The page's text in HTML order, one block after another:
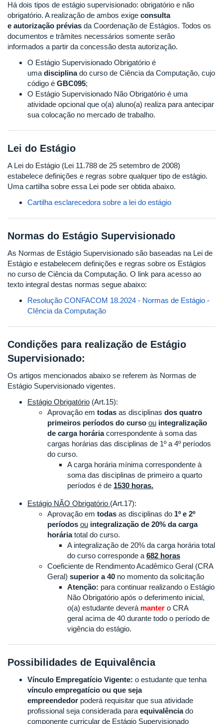
Há dois tipos de estágio supervisionado: obrigatório e não
obrigatório. A realização de ambos exige consulta
e autorização prévias da Coordenação de Estágios. Todos os
documentos e trâmites necessários somente serão
informados a partir da concessão desta autorização.
O Estágio Supervisionado Obrigatório é
uma disciplinado curso de Ciência da Computação, cujo
código é GBC095;
O Estágio Supervisionado Não Obrigatório é uma
atividade opcional que o(a) aluno(a) realiza para antecipar
sua colocação no mercado de trabalho.
Lei do Estágio
A Lei do Estágio (Lei 11.788 de 25 setembro de 2008)
estabelece definições e regras sobre qualquer tipo de estágio.
Uma cartilha sobre essa Lei pode ser obtida abaixo.
Cartilha esclarecedora sobre a lei do estágio
Normas do Estágio Supervisionado
As Normas de Estágio Supervisionado são baseadas na Lei de
Estágio e estabelecem definições e regras sobre os Estágios
no curso de Ciência da Computação. O link para acesso ao
texto integral destas normas segue abaixo:
Resolução CONFACOM 18.2024 - Normas de Estágio -
CIência da Computação
Condições para realização de Estágio
Supervisionado:
Os artigos mencionados abaixo se referem às Normas de
Estágio Supervisionado vigentes.
Estágio Obrigatório (Art.15):
Aprovação em todas as disciplinas dos quatro
primeiros períodos do curso ou integralização
de carga horáriacorrespondente à soma das
cargas horárias das disciplinas de 1º a 4º períodos
do curso.
A carga horária mínima correspondente à
soma das disciplinas de primeiro a quarto
períodos é de 1530 horas.
Estágio NÃO Obrigatório (Art.17):
Aprovação em todas as disciplinas do 1º e 2º
períodos ou integralização de 20% da carga
horáriatotal do curso.
A integralização de 20% da carga horária total
do curso corresponde a 682 horas
Coeficiente de Rendimento Acadêmico Geral (CRA
Geral) superior a 40 no momento da solicitação
Atenção: para continuar realizando o Estágio
Não Obrigatório após o deferimento inicial,
o(a) estudante deverá manter o CRA
geral acima de 40 durante todo o período de
vigência do estágio.
Possibilidades de Equivalência
Vínculo Empregatício Vigente: o estudante que tenha
vínculo empregatício ou que seja
empreendedor poderá requisitar que sua atividade
profissional seja considerada para equivalênciado
componente curricular de Estágio Supervisionado